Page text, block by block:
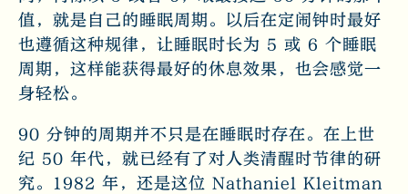
值，就是自己的睡眠周期。以后在定闹钟时最好
也遵循这种规律，让睡眠时长为 5 或 6 个睡眠
周期，这样能获得最好的休息效果，也会感觉一
身轻松。
90 分钟的周期并不只是在睡眠时存在。在上世
纪 50 年代，就已经有了对人类清醒时节律的研
究。1982 年，还是这位 Nathaniel Kleitman